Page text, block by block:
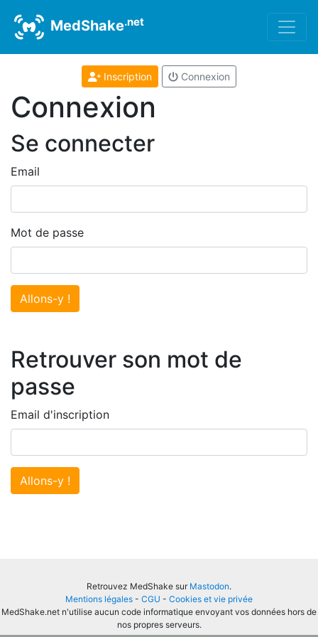
MedShake.net
Inscription Connexion
Connexion
Se connecter
Email
Mot de passe
Allons-y !
Retrouver son mot de
passe
Email d'inscription
Allons-y !
Retrouvez MedShake sur Mastodon.
Mentions légales - CGU - Cookies et vie privée
MedShake.net n'utilise aucun code informatique envoyant vos données hors de
nos propres serveurs.